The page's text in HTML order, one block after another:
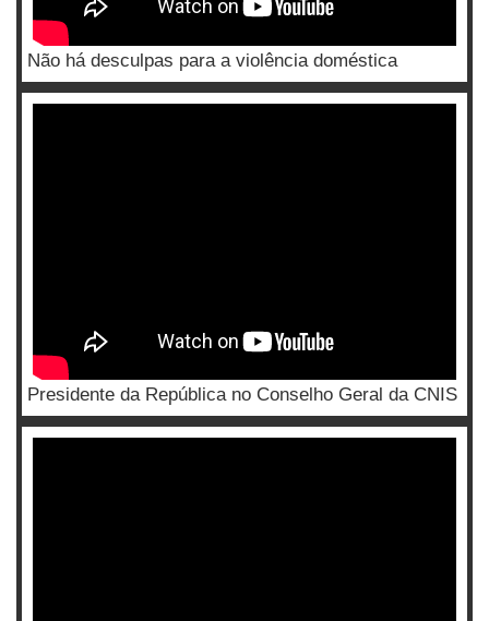
Não há desculpas para a violência doméstica
Presidente da República no Conselho Geral da CNIS